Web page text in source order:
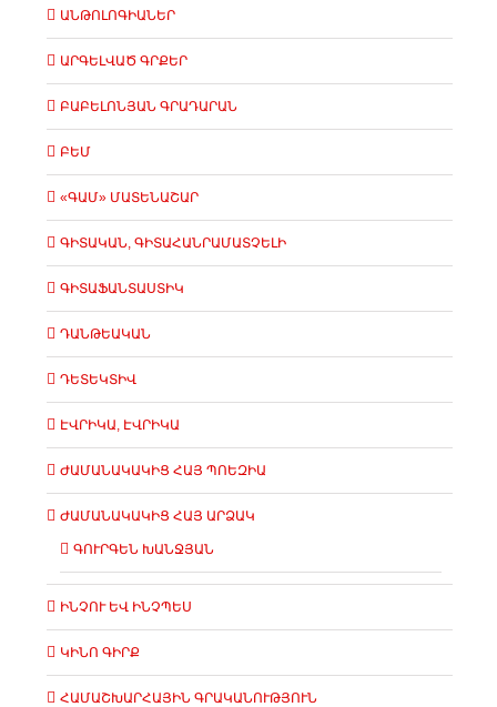
ԱՆԹՈԼՈԳԻԱՆԵՐ
ԱՐԳԵԼՎԱԾ ԳՐՔԵՐ
ԲԱԲԵԼՈՆՅԱՆ ԳՐԱԴԱՐԱՆ
ԲԵՄ
«ԳԱՄ» ՄԱՏԵՆԱՇԱՐ
ԳԻՏԱԿԱՆ, ԳԻՏԱՀԱՆՐԱՄԱՏՉԵԼԻ
ԳԻՏԱՖԱՆՏԱՍՏԻԿ
ԴԱՆԹԵԱԿԱՆ
ԴԵՏԵԿՏԻՎ
ԷՎՐԻԿԱ, ԷՎՐԻԿԱ
ԺԱՄԱՆԱԿԱԿԻՑ ՀԱՅ ՊՈԵԶԻԱ
ԺԱՄԱՆԱԿԱԿԻՑ ՀԱՅ ԱՐՁԱԿ
ԳՈՒՐԳԵՆ ԽԱՆՋՅԱՆ
ԻՆՉՈՒ ԵՎ ԻՆՉՊԵՍ
ԿԻՆՈ ԳԻՐՔ
ՀԱՄԱՇԽԱՐՀԱՅԻՆ ԳՐԱԿԱՆՈՒԹՅՈՒՆ